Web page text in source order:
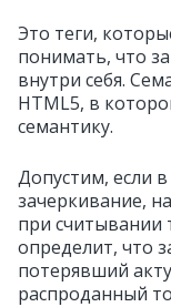
Это теги,
понимать, что
внутри себя.
HTML5, в
семантику.
Допустим, если
зачеркивание,
при считывании
определит, что
потерявший
распроданный